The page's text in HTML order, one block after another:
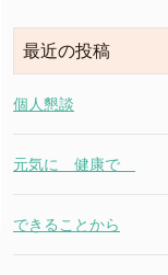
最近の投稿
個人懇談
元気に 健康で
できることから